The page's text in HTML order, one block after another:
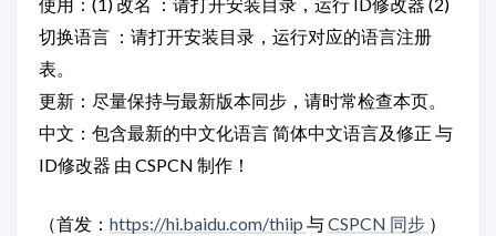
切换语言 ：请打开安装目录，运行对应的语言注册
表。
更新：尽量保持与最新版本同步，请时常检查本页。
中文：包含最新的中文化语言 简体中文语言及修正 与
ID修改器 由 CSPCN 制作！
（首发： https://hi.baidu.com/thiip 与CSPCN 同步 ）